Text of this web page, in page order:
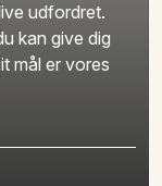
udfordret.
kan give dig
mål er vores